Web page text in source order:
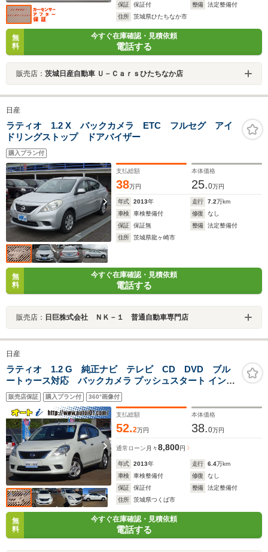
保証 保証付 整備
法定整備付
住所
茨城県ひたちなか市
無
料
今すぐ在庫確認・見積依頼
電話する
販売店： 茨城日産自動車 Ｕ－Ｃａｒｓひたちなか店
日産
ラティオ 1.2 X バックカメラ ETC フルセグ アイ
ドリングストップ ドアバイザー
購入プラン付
支払総額
38万円
本体価格
25.0万円
年式 2013年 走行 7.2万km
車検
車検整備付 修復
なし
保証
保証無 整備
法定整備付
住所
茨城県龍ヶ崎市
無
料
今すぐ在庫確認・見積依頼
電話する
販売店： 日巨株式会社 ＮＫ－１ 普通自動車専門店
日産
ラティオ 1.2 G 純正ナビ テレビ CD DVD ブル
ートゥース対応 バックカメラ プッシュスタート インテ
リキー2本 セルスタードライブレコーダー レーダー
ETC
販売店保証 購入プラン付 360°画像付
支払総額
52.2万円
本体価格
38.0万円
通常ローン 月々8,800円
年式 2013年 走行 6.4万km
車検
車検整備付 修復
なし
保証
保証付 整備
法定整備付
住所
茨城県つくば市
無
料
今すぐ在庫確認・見積依頼
電話する